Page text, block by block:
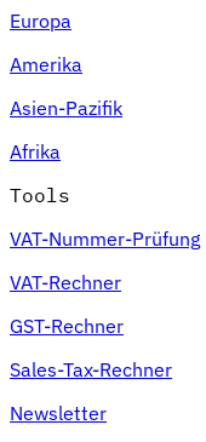
Europa
Amerika
Asien-Pazifik
Afrika
Tools
VAT-Nummer-Prüfung
VAT-Rechner
GST-Rechner
Sales-Tax-Rechner
Newsletter